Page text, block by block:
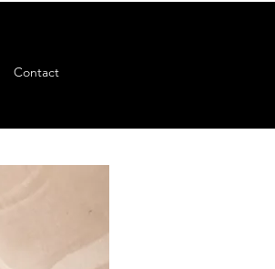
Contact